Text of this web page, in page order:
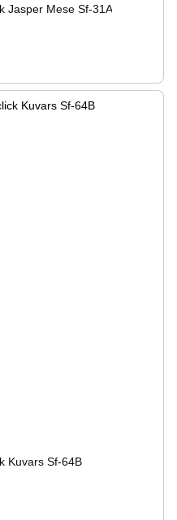
Jasper Mese Sf-31A
Kuvars Sf-64B